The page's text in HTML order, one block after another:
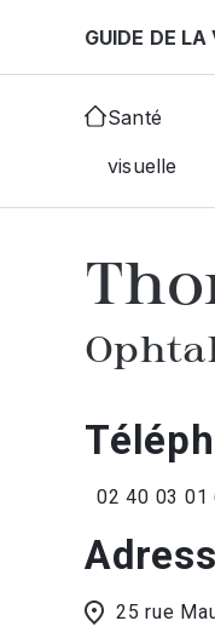
GUIDE DE LA
Santé
visuelle
Accueil
02 40 03 01
25 rue